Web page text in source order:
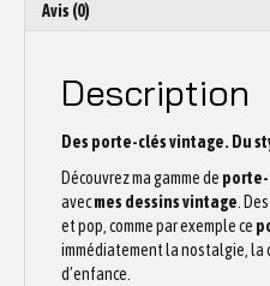
Avis (0)
Description
Des porte-clés vintage. Du
Découvrez ma gamme de
avecmes dessins vintage.
et pop, comme par exemple ce
immédiatement la nostalgie, la
d’enfance.